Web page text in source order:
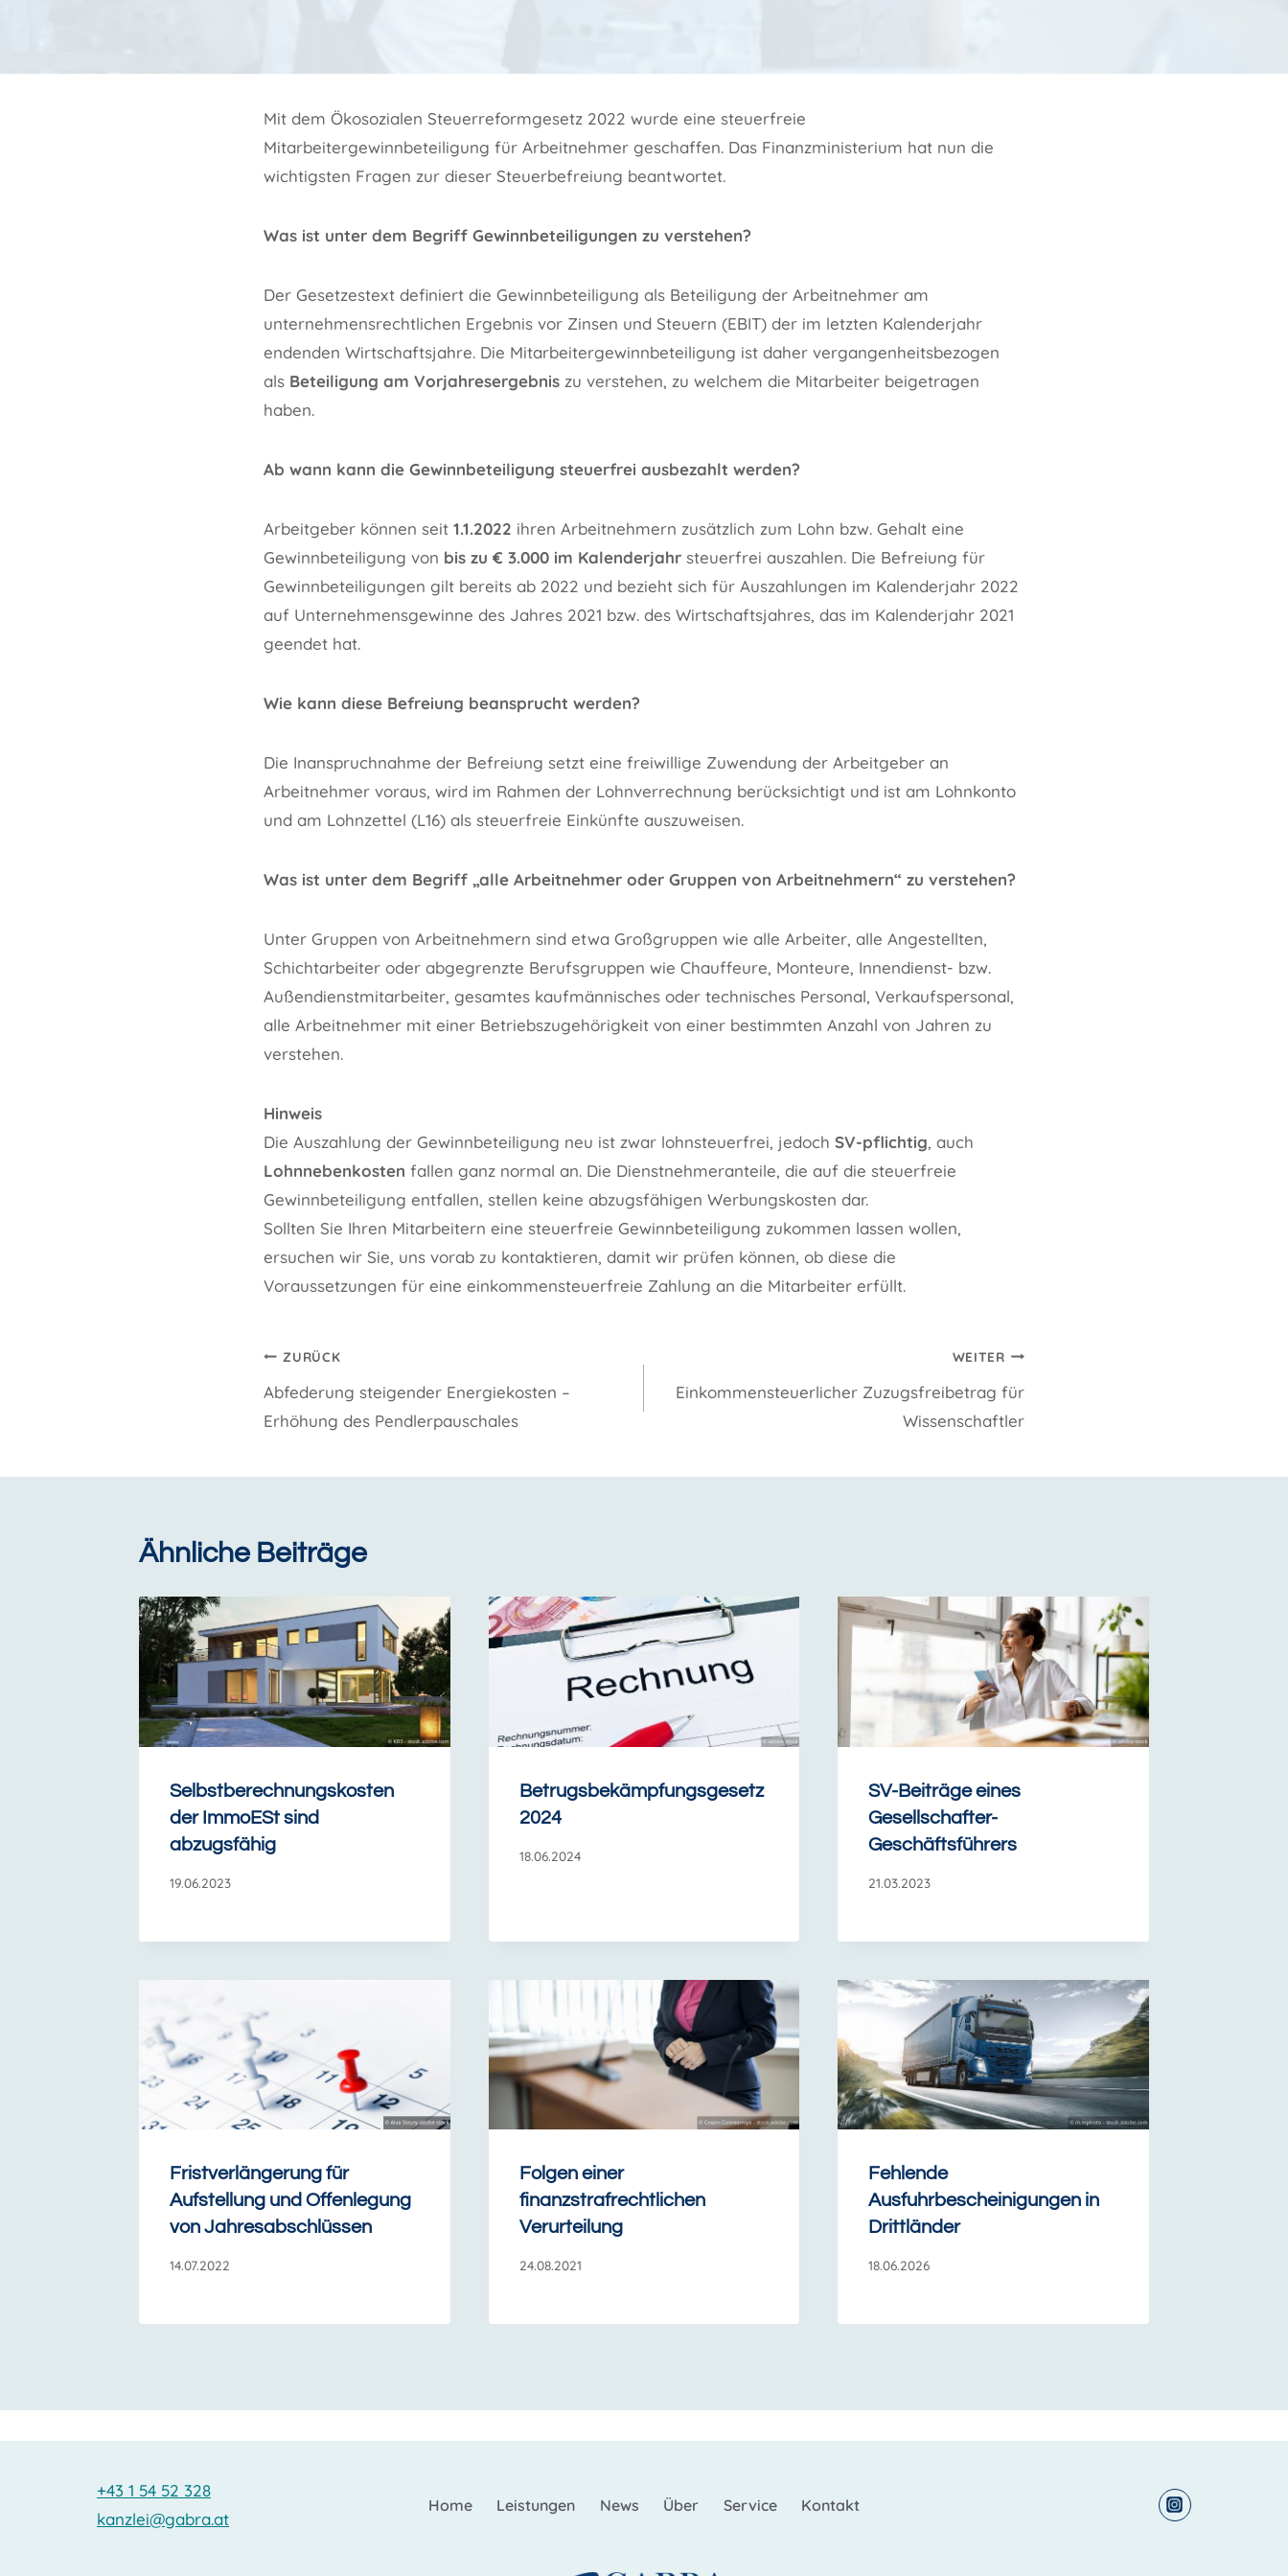
Mit dem Ökosozialen Steuerreformgesetz 2022 wurde eine steuerfreie
Mitarbeitergewinnbeteiligung für Arbeitnehmer geschaffen. Das Finanzministerium hat nun die
wichtigsten Fragen zur dieser Steuerbefreiung beantwortet.
Was ist unter dem Begriff Gewinnbeteiligungen zu verstehen?
Der Gesetzestext definiert die Gewinnbeteiligung als Beteiligung der Arbeitnehmer am
unternehmensrechtlichen Ergebnis vor Zinsen und Steuern (EBIT) der im letzten Kalenderjahr
endenden Wirtschaftsjahre. Die Mitarbeitergewinnbeteiligung ist daher vergangenheitsbezogen
als Beteiligung am Vorjahresergebnis zu verstehen, zu welchem die Mitarbeiter beigetragen
haben.
Ab wann kann die Gewinnbeteiligung steuerfrei ausbezahlt werden?
Arbeitgeber können seit 1.1.2022 ihren Arbeitnehmern zusätzlich zum Lohn bzw. Gehalt eine
Gewinnbeteiligung von bis zu € 3.000 im Kalenderjahr steuerfrei auszahlen. Die Befreiung für
Gewinnbeteiligungen gilt bereits ab 2022 und bezieht sich für Auszahlungen im Kalenderjahr 2022
auf Unternehmensgewinne des Jahres 2021 bzw. des Wirtschaftsjahres, das im Kalenderjahr 2021
geendet hat.
Wie kann diese Befreiung beansprucht werden?
Die Inanspruchnahme der Befreiung setzt eine freiwillige Zuwendung der Arbeitgeber an
Arbeitnehmer voraus, wird im Rahmen der Lohnverrechnung berücksichtigt und ist am Lohnkonto
und am Lohnzettel (L16) als steuerfreie Einkünfte auszuweisen.
Was ist unter dem Begriff „alle Arbeitnehmer oder Gruppen von Arbeitnehmern“ zu verstehen?
Unter Gruppen von Arbeitnehmern sind etwa Großgruppen wie alle Arbeiter, alle Angestellten,
Schichtarbeiter oder abgegrenzte Berufsgruppen wie Chauffeure, Monteure, Innendienst- bzw.
Außendienstmitarbeiter, gesamtes kaufmännisches oder technisches Personal, Verkaufspersonal,
alle Arbeitnehmer mit einer Betriebszugehörigkeit von einer bestimmten Anzahl von Jahren zu
verstehen.
Hinweis
Die Auszahlung der Gewinnbeteiligung neu ist zwar lohnsteuerfrei, jedoch SV-pflichtig, auch
Lohnnebenkosten fallen ganz normal an. Die Dienstnehmeranteile, die auf die steuerfreie
Gewinnbeteiligung entfallen, stellen keine abzugsfähigen Werbungskosten dar.
Sollten Sie Ihren Mitarbeitern eine steuerfreie Gewinnbeteiligung zukommen lassen wollen,
ersuchen wir Sie, uns vorab zu kontaktieren, damit wir prüfen können, ob diese die
Voraussetzungen für eine einkommensteuerfreie Zahlung an die Mitarbeiter erfüllt.
Beitragsnavigation
ZURÜCK
Abfederung steigender Energiekosten –
Erhöhung des Pendlerpauschales
WEITER
Einkommensteuerlicher Zuzugsfreibetrag für
Wissenschaftler
Ähnliche Beiträge
Selbstberechnungskosten
der ImmoESt sind
abzugsfähig
19.06.2023
Betrugsbekämpfungsgesetz
2024
18.06.2024
SV-Beiträge eines
Gesellschafter-
Geschäftsführers
21.03.2023
Fristverlängerung für
Aufstellung und Offenlegung
von Jahresabschlüssen
14.07.2022
Folgen einer
finanzstrafrechtlichen
Verurteilung
24.08.2021
Fehlende
Ausfuhrbescheinigungen in
Drittländer
18.06.2026
+43 1 54 52 328
kanzlei@gabra.at
Home Leistungen News Über Service Kontakt